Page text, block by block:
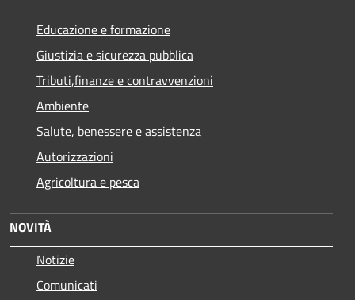
Educazione e formazione
Giustizia e sicurezza pubblica
Tributi,finanze e contravvenzioni
Ambiente
Salute, benessere e assistenza
Autorizzazioni
Agricoltura e pesca
NOVITÀ
Notizie
Comunicati